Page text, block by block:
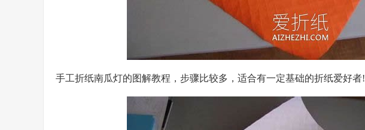
手工折纸南瓜灯的图解教程，步骤比较多，适合有一定基础的折纸爱好者!